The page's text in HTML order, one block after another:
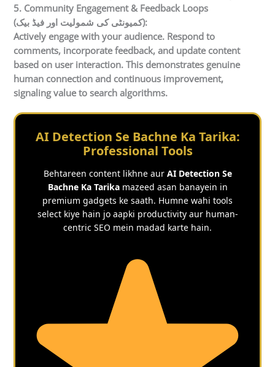
5. Community Engagement & Feedback Loops
(کمیونٹی کی شمولیت اور فیڈ بیک):
Actively engage with your audience. Respond to
comments, incorporate feedback, and update content
based on user interaction. This demonstrates genuine
human connection and continuous improvement,
signaling value to search algorithms.
AI Detection Se Bachne Ka Tarika:
Professional Tools
Behtareen content likhne aur AI Detection Se
Bachne Ka Tarikamazeed asan banayein in
premium gadgets ke saath. Humne wahi tools
select kiye hain jo aapki productivity aur human-
centric SEO mein madad karte hain.